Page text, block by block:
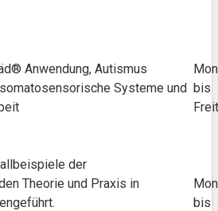
Anwendung, Autismus
Systeme und bis
der
Theorie und Praxis in
bis